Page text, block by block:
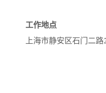
工作地点
上海市静安区石门二路